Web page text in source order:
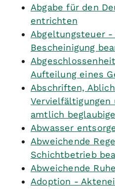
Abgabe für den
entrichten
Abgeltungsteuer -
Bescheinigung
Aufteilung eines
Abschriften,
Vervielfältigungen
amtlich
Abwasser
Abweichende
Schichtbetrieb
Abweichende
Adoption -